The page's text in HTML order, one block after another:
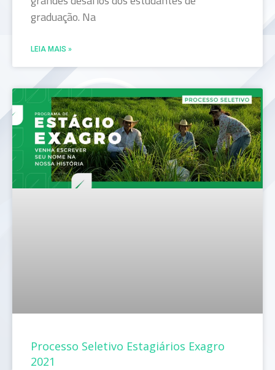
graduação. Na
LEIA MAIS »
Processo Seletivo Estagiários Exagro
2021